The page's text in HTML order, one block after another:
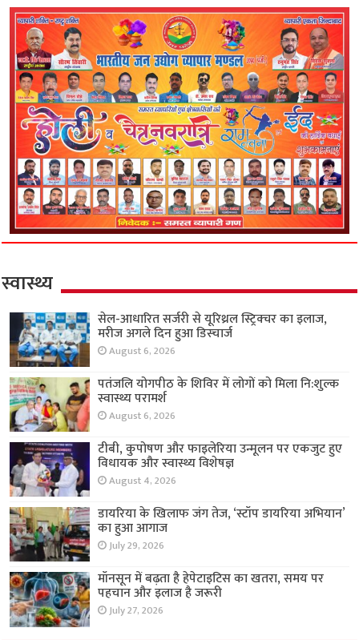
स्वास्थ्य
सेल-आधारित सर्जरी से यूरिथ्रल स्ट्रिक्चर का इलाज,
मरीज अगले दिन हुआ डिस्चार्ज
August 6, 2026
पतंजलि योगपीठ के शिविर में लोगों को मिला नि:शुल्क
स्वास्थ्य परामर्श
August 6, 2026
टीबी, कुपोषण और फाइलेरिया उन्मूलन पर एकजुट हुए
विधायक और स्वास्थ्य विशेषज्ञ
August 4, 2026
डायरिया के खिलाफ जंग तेज, ‘स्टॉप डायरिया अभियान’
का हुआ आगाज
July 29, 2026
मॉनसून में बढ़ता है हेपेटाइटिस का खतरा, समय पर
पहचान और इलाज है जरूरी
July 27, 2026